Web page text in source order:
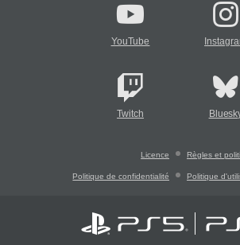
YouTube
Twitch
Licence Règles et
Politique de confidentialité Politique